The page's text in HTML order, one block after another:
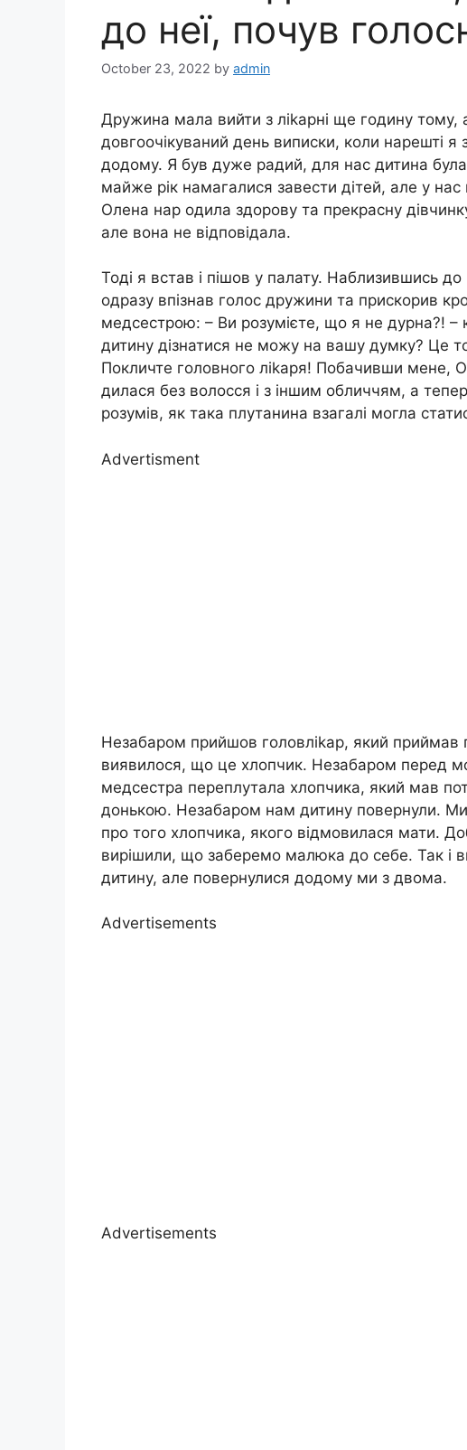
до неї, почув
October 23, 2022 by admin
Дружина мала вийти з ліkарні ще годину тому,
довгоочікуваний день виписки, коли
додому. Я був дуже радий, для нас дитина
майже рік намагалися завести дітей, але у
Олена нар одила здорову та прекрасну
але вона не відповідала.
Тоді я встав і пішов у палату. Наблизившись до
одразу впізнав голос дружини та прискорив
медсестрою: – Ви розумієте, що я не дурна?!
дитину дізнатися не можу на вашу думку? Це
Покличте головного ліkаря! Побачивши
дилася без волосся і з іншим обличчям, а
розумів, як така плутанина взагалі могла
Advertisment
Незабаром прийшов головліkар, який приймав
виявилося, що це хлопчик. Незабаром перед
медсестра переплутала хлопчика, який мав
донькою. Незабаром нам дитину повернули.
про того хлопчика, якого відмовилася мати.
вирішили, що заберемо малюка до себе. Так
дитину, але повернулися додому ми з двома.
Advertisements
Advertisements